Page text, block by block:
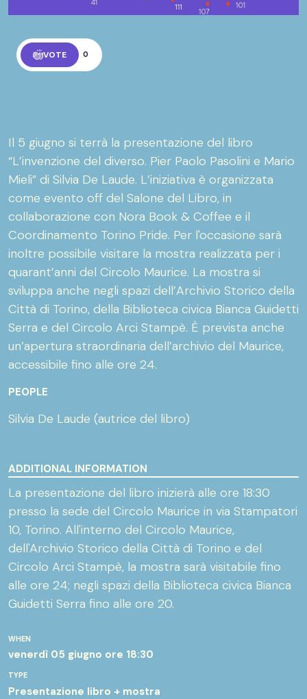
WHEN
venerdì 05 giugno ore 18:30
TYPE
Presentazione libro + mostra
VOTE 0
Il 5 giugno si terrà la presentazione del libro
“L’invenzione del diverso. Pier Paolo Pasolini e Mario
Mieli” di Silvia De Laude. L’iniziativa è organizzata
come evento off del Salone del Libro, in
collaborazione con Nora Book & Coffee e il
Coordinamento Torino Pride. Per l'occasione sarà
inoltre possibile visitare la mostra realizzata per i
quarant’anni del Circolo Maurice. La mostra si
sviluppa anche negli spazi dell’Archivio Storico della
Città di Torino, della Biblioteca civica Bianca Guidetti
Serra e del Circolo Arci Stampè. È prevista anche
un’apertura straordinaria dell’archivio del Maurice,
accessibile fino alle ore 24.
PEOPLE
Silvia De Laude (autrice del libro)
ADDITIONAL INFORMATION
La presentazione del libro inizierà alle ore 18:30
presso la sede del Circolo Maurice in via Stampatori
10, Torino. All'interno del Circolo Maurice,
dell'Archivio Storico della Città di Torino e del
Circolo Arci Stampè, la mostra sarà visitabile fino
alle ore 24; negli spazi della Biblioteca civica Bianca
Guidetti Serra fino alle ore 20.